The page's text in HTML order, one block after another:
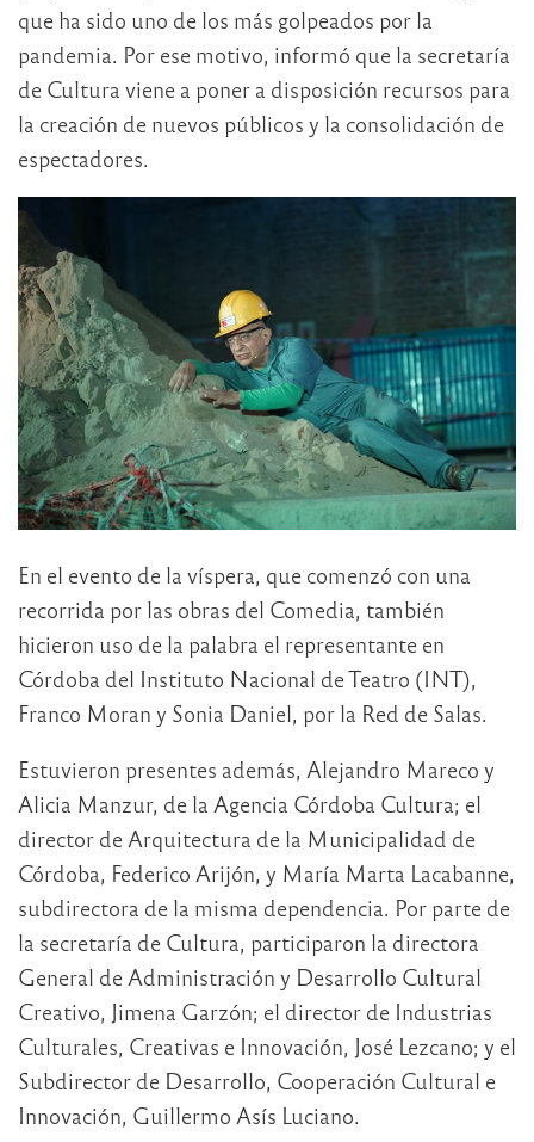
que ha sido uno de los más golpeados por la
pandemia. Por ese motivo, informó que la secretaría
de Cultura viene a poner a disposición recursos para
la creación de nuevos públicos y la consolidación de
espectadores.
En el evento de la víspera, que comenzó con una
recorrida por las obras del Comedia, también
hicieron uso de la palabra el representante en
Córdoba del Instituto Nacional de Teatro (INT),
Franco Moran y Sonia Daniel, por la Red de Salas.
Estuvieron presentes además, Alejandro Mareco y
Alicia Manzur, de la Agencia Córdoba Cultura; el
director de Arquitectura de la Municipalidad de
Córdoba, Federico Arijón, y María Marta Lacabanne,
subdirectora de la misma dependencia. Por parte de
la secretaría de Cultura, participaron la directora
General de Administración y Desarrollo Cultural
Creativo, Jimena Garzón; el director de Industrias
Culturales, Creativas e Innovación, José Lezcano; y el
Subdirector de Desarrollo, Cooperación Cultural e
Innovación, Guillermo Asís Luciano.